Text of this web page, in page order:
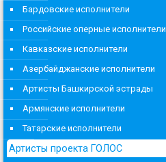
Бардовские исполнители
Российские оперные исполнители
Кавказские исполнители
Азербайджанские исполнители
Артисты Башкирской эстрады
Армянские исполнители
Татарские исполнители
Артисты проекта ГОЛОС